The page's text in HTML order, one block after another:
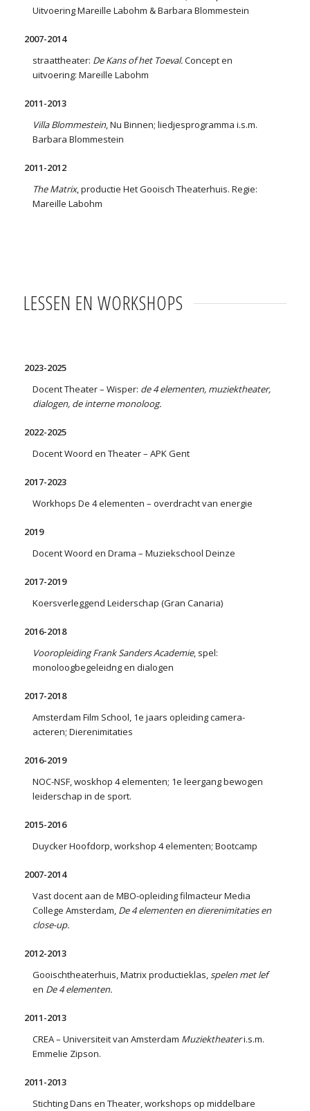
Uitvoering Mareille Labohm & Barbara Blommestein
2007-2014
straattheater: De Kans of het Toeval.Concept en
uitvoering: Mareille Labohm
2011-2013
Villa Blommestein, Nu Binnen; liedjesprogramma i.s.m.
Barbara Blommestein
2011-2012
The Matrix, productie Het Gooisch Theaterhuis. Regie:
Mareille Labohm
LESSEN EN WORKSHOPS
2023-2025
Docent Theater – Wisper: de 4 elementen, muziektheater,
dialogen, de interne monoloog.
2022-2025
Docent Woord en Theater – APK Gent
2017-2023
Workhops De 4 elementen – overdracht van energie
2019
Docent Woord en Drama – Muziekschool Deinze
2017-2019
Koersverleggend Leiderschap (Gran Canaria)
2016-2018
Vooropleiding Frank Sanders Academie, spel:
monoloogbegeleidng en dialogen
2017-2018
Amsterdam Film School, 1e jaars opleiding camera-
acteren; Dierenimitaties
2016-2019
NOC-NSF, woskhop 4 elementen; 1e leergang bewogen
leiderschap in de sport.
2015-2016
Duycker Hoofdorp, workshop 4 elementen; Bootcamp
2007-2014
Vast docent aan de MBO-opleiding filmacteur Media
College Amsterdam, De 4 elementen en dierenimitaties en
close-up.
2012-2013
Gooischtheaterhuis, Matrix productieklas,spelen met lef
en De 4 elementen.
2011-2013
CREA – Universiteit van Amsterdam Muziektheateri.s.m.
Emmelie Zipson.
2011-2013
Stichting Dans en Theater, workshops op middelbare